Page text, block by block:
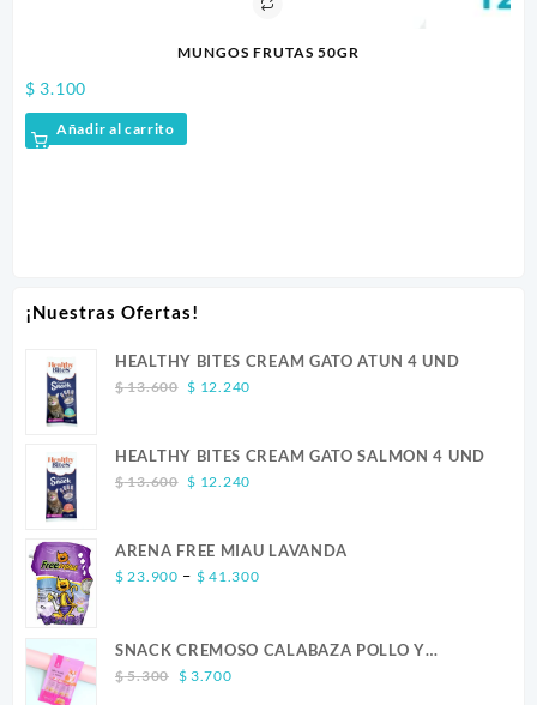
MUNGOS FRUTAS 50GR
$ 3.100
Añadir al carrito
¡Nuestras Ofertas!
HEALTHY BITES CREAM GATO ATUN 4 UND
$13.600 Original
$ 13.600.
$ 12.240Current
$ 12.240.
HEALTHY BITES CREAM GATO SALMON 4 UND
$13.600 Original
$ 13.600.
$ 12.240Current
$ 12.240.
ARENA FREE MIAU LAVANDA
$ 23.900 – $ 41.300Price
through
SNACK CREMOSO CALABAZA POLLO Y
SALMON CANINO X 5
$5.300
Original
$ 3.700Current